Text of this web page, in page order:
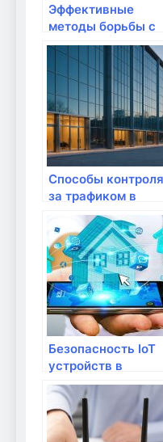
Эффективные
методы борьбы с
кибертравмами на
домашнем
устройстве:
защита вашего
интернет-
пространства
Способы контроля
за трафиком в
домашней сети
Безопасность IoT
устройств в
домашней сети